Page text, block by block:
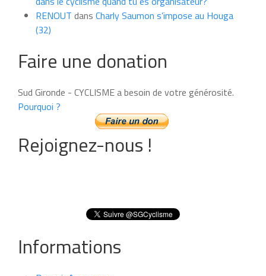
RENOUT dans Charly Saumon s’impose au Houga
(32)
Faire une donation
Sud Gironde - CYCLISME a besoin de votre générosité.
Pourquoi ?
Rejoignez-nous !
Informations